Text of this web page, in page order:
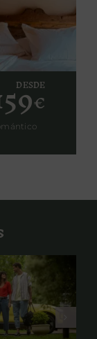
DESDE
€
por